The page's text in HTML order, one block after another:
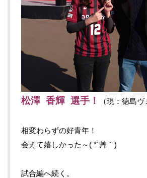
松澤 香輝 選手！ （現：徳島ヴ
相変わらずの好青年！
会えて嬉しかった～( *´艸｀)
試合編へ続く。